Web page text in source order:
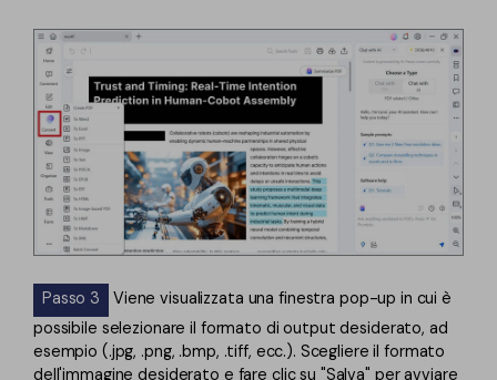
Passo 3
Viene visualizzata una finestra pop-up in cui è
possibile selezionare il formato di output desiderato, ad
esempio (.jpg, .png, .bmp, .tiff, ecc.). Scegliere il formato
dell'immagine desiderato e fare clic su "Salva" per avviare